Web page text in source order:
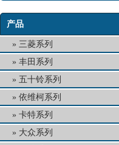
产品
三菱系列
丰田系列
五十铃系列
依维柯系列
卡特系列
大众系列